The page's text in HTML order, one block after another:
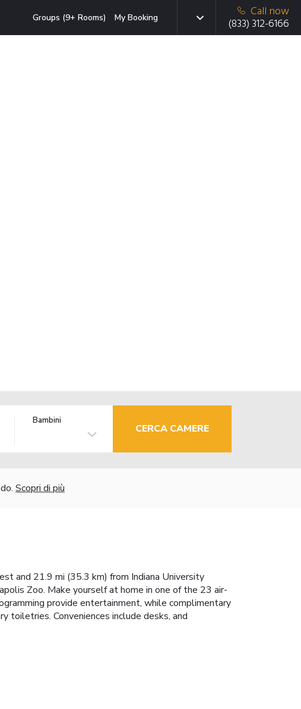
Groups (9+ Rooms) My Booking
Call now
(833) 312-6166
Bambini
CERCA CAMERE
Scopri di più
and 21.9 mi (35.3 km) from Indiana University
Zoo. Make yourself at home in one of the 23 air-
provide entertainment, while complimentary
toiletries. Conveniences include desks, and